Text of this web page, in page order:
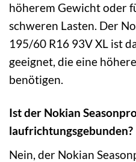
höherem Gewicht oder
schweren Lasten. Der
195/60 R16 93V XL ist
geeignet, die eine
benötigen.
Ist der Nokian
laufrichtungsgebunden?
Nein, der Nokian